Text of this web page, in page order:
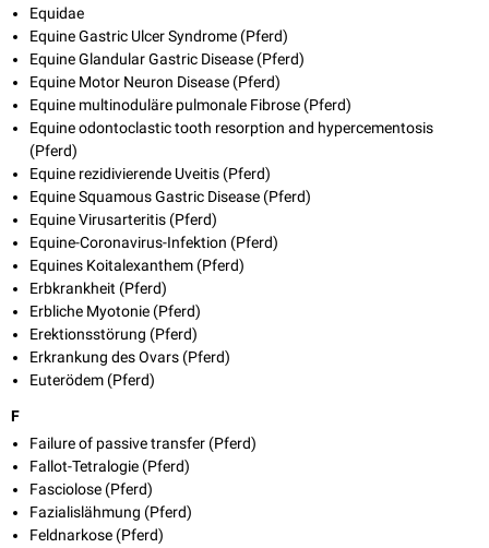
Equidae
Equine Gastric Ulcer Syndrome (Pferd)
Equine Glandular Gastric Disease (Pferd)
Equine Motor Neuron Disease (Pferd)
Equine multinoduläre pulmonale Fibrose (Pferd)
Equine odontoclastic tooth resorption and hypercementosis
(Pferd)
Equine rezidivierende Uveitis (Pferd)
Equine Squamous Gastric Disease (Pferd)
Equine Virusarteritis (Pferd)
Equine-Coronavirus-Infektion (Pferd)
Equines Koitalexanthem (Pferd)
Erbkrankheit (Pferd)
Erbliche Myotonie (Pferd)
Erektionsstörung (Pferd)
Erkrankung des Ovars (Pferd)
Euterödem (Pferd)
F
Failure of passive transfer (Pferd)
Fallot-Tetralogie (Pferd)
Fasciolose (Pferd)
Fazialislähmung (Pferd)
Feldnarkose (Pferd)